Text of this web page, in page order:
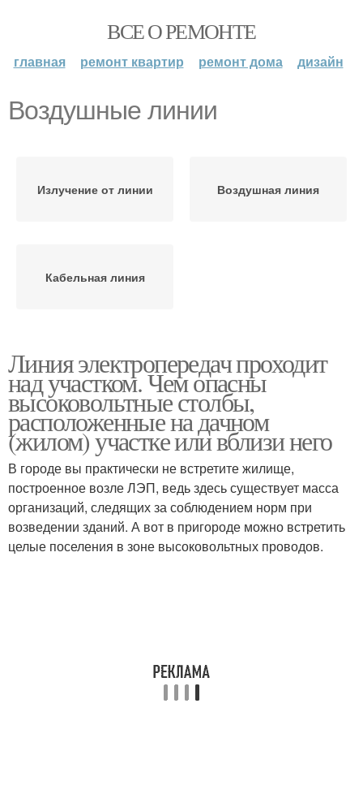
ВСЕ О РЕМОНТЕ
главная ремонт квартир ремонт дома дизайн
Воздушные линии
Излучение от линии Воздушная линия
Кабельная линия
Линия электропередач проходит
над участком. Чем опасны
высоковольтные столбы,
расположенные на дачном
(жилом) участке или вблизи него
В городе вы практически не встретите жилище,
построенное возле ЛЭП, ведь здесь существует масса
организаций, следящих за соблюдением норм при
возведении зданий. А вот в пригороде можно встретить
целые поселения в зоне высоковольтных проводов.